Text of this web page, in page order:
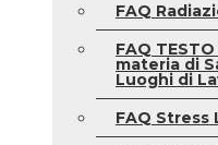
FAQ
FAQ
materia di
Luoghi di
FAQ Stress